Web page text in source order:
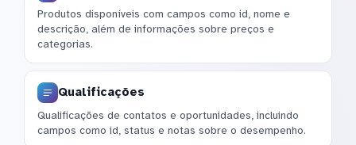
Produtos disponíveis com campos como id, nome e
descrição, além de informações sobre preços e
categorias.
Qualificações
Qualificações de contatos e oportunidades, incluindo
campos como id, status e notas sobre o desempenho.